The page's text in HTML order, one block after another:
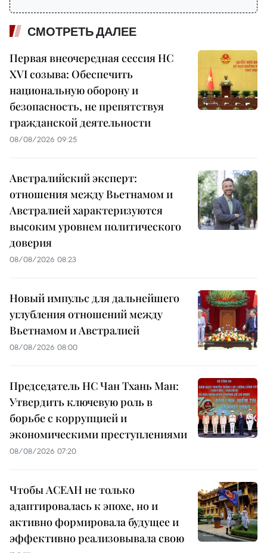
СМОТРЕТЬ ДАЛЕЕ
Первая внеочередная сессия НС
XVI созыва: Обеспечить
национальную оборону и
безопасность, не препятствуя
гражданской деятельности
08/08/2026 09:25
Австралийский эксперт:
отношения между Вьетнамом и
Австралией характеризуются
высоким уровнем политического
доверия
08/08/2026 08:23
Новый импульс для дальнейшего
углубления отношений между
Вьетнамом и Австралией
08/08/2026 08:00
Председатель НС Чан Тхань Ман:
Утвердить ключевую роль в
борьбе с коррупцией и
экономическими преступлениями
08/08/2026 07:20
Чтобы АСЕАН не только
адаптировалась к эпохе, но и
активно формировала будущее и
эффективно реализовывала свою